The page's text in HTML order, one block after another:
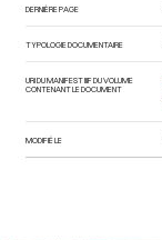
DERNIÈRE PAGE
TYPOLOGIE DOCUMENTAIRE
URI DU MANIFEST IIIF DU VOLUME
CONTENANT LE DOCUMENT
MODIFIÉ LE